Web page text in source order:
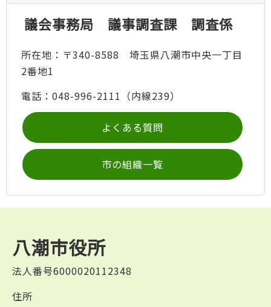
議会事務局 議事調査課 調査係
所在地：〒340-8588 埼玉県八潮市中央一丁目
2番地1
電話：048-996-2111（内線239）
よくある質問
市の組織一覧
八潮市役所
法人番号6000020112348
住所